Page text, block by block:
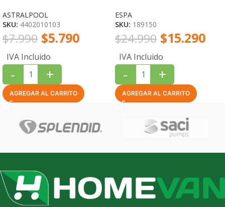
ASTRALPOOL
SKU: 4402010103
$7.990 $5.790
IVA Incluido
- +
AGREGAR AL CARRITO
ESPA
SKU: 189150
$24.990 $15.290
IVA Incluido
- +
AGREGAR AL CARRITO